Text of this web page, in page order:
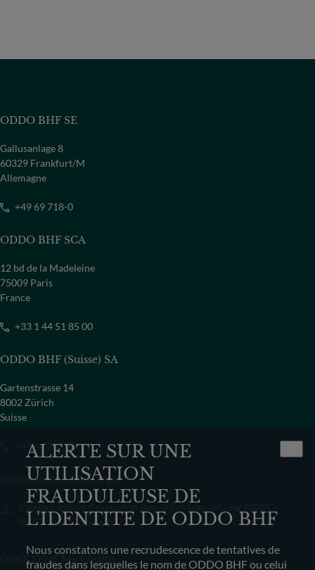
ALERTE SUR UNE
UTILISATION
FRAUDULEUSE DE
L'IDENTITE DE ODDO BHF
Nous constatons une recrudescence de tentatives de
fraudes dans lesquelles le nom de ODDO BHF ou celui
ODDO BHF SE
Gallusanlage 8
60329 Frankfurt/M
Allemagne
+49 69 718-0
ODDO BHF SCA
12 bd de la Madeleine
75009 Paris
France
+33 1 44 51 85 00
ODDO BHF (Suisse) SA
Gartenstrasse 14
8002 Zürich
Suisse
+41 44 209 75 11
Document à télécharger
BHF Banque Privée 2022
ODDO BHF My Wealth